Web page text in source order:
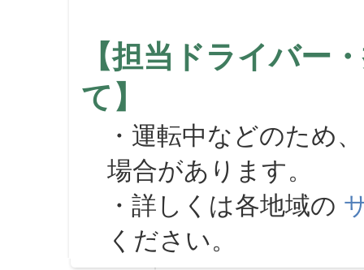
【担当ドライバー
て】
・運転中などのため
場合があります。
・詳しくは各地域の
ください。